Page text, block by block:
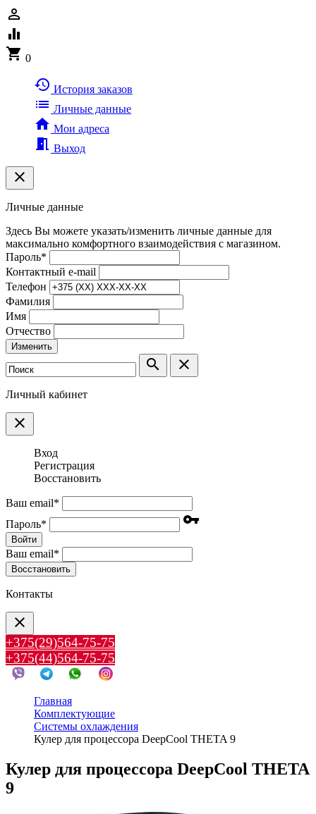
person_outline
equalizer
shopping_cart 0
history История заказов
list Личные данные
home Мои адреса
meeting_room Выход
clear
Личные данные
Здесь Вы можете указать/изменить личные данные для
максимально комфортного взаимодействия с магазином.
Пароль*
Контактный e-mail
Телефон
Фамилия
Имя
Отчество
Изменить
search clear
Личный кабинет
clear
Вход
Регистрация
Восстановить
Ваш email*
Пароль* vpn_key
Войти
Ваш email*
Воcстановить
Контакты
clear
+375(29)564-75-75
+375(44)564-75-75
Главная
Комплектующие
Системы охлаждения
Кулер для процессора DeepCool THETA 9
Кулер для процессора DeepCool THETA
9